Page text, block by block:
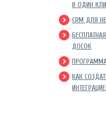
В ОДИН
CRM ДЛЯ
ДОСОК
КАК